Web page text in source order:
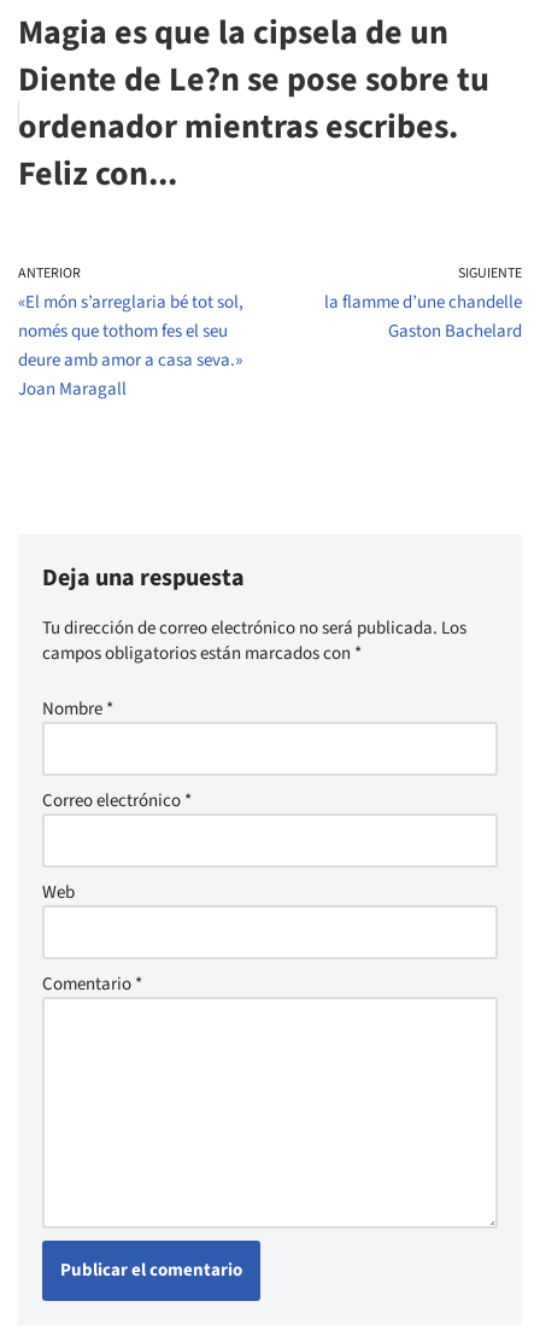
Magia es que la cipsela de un
Diente de Le?n se pose sobre tu
ordenador mientras escribes.
Feliz con...
ANTERIOR
«El món s’arreglaria bé tot sol,
només que tothom fes el seu
deure amb amor a casa seva.»
Joan Maragall
SIGUIENTE
la flamme d’une chandelle
Gaston Bachelard
Deja una respuesta
Tu dirección de correo electrónico no será publicada. Los
campos obligatorios están marcados con *
Nombre*
Correo electrónico*
Web
Comentario*